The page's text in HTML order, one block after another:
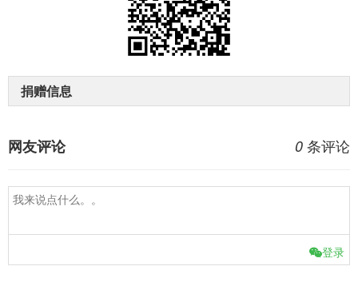
捐赠信息
0 条评论
网友评论
登录